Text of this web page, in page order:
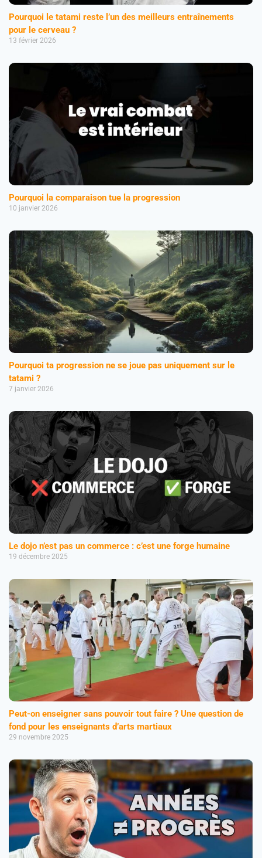
Pourquoi le tatami reste l’un des meilleurs entraînements
pour le cerveau ?
13 février 2026
Pourquoi la comparaison tue la progression
10 janvier 2026
Pourquoi ta progression ne se joue pas uniquement sur le
tatami ?
7 janvier 2026
Le dojo n’est pas un commerce : c’est une forge humaine
19 décembre 2025
Peut-on enseigner sans pouvoir tout faire ? Une question de
fond pour les enseignants d’arts martiaux
29 novembre 2025